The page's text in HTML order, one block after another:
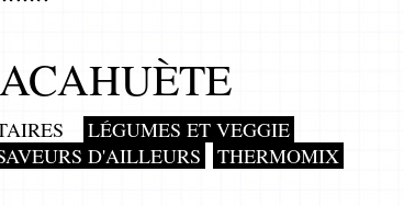
LÉGUMES ET VEGGIE
D'AILLEURS
THERMOMIX